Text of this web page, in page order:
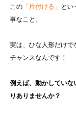
この 「片付ける」 と
事なこと。
実は、ひな人形だけ
チャンスなんです！
例えば、動かしてい
りありませんか？